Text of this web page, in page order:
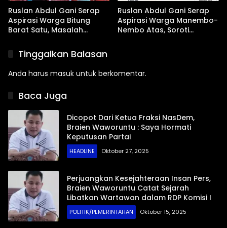
Ruslan Abdul Gani Serap
Aspirasi Warga Bitung
Barat Satu, Masalah
Jadi Prioritas
Ruslan Abdul Gani Serap
Aspirasi Warga Manembo-
Nembo Atas, Soroti
Tinggalkan Balasan
Anda harus masuk untuk berkomentar.
Baca Juga
Dicopot Dari Ketua Fraksi NasDem,
Braien Waworuntu : Saya Hormati
Keputusan Partai
HEADLINE Oktober 27, 2025
Perjuangkan Kesejahteraan Insan Pers,
Braien Waworuntu Catat Sejarah
Libatkan Wartawan dalam RDP Komisi I
POLITIK/PEMERINTAHAN Oktober 15, 2025